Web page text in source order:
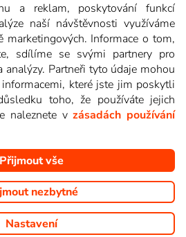
Na tomto webu jsou zobrazovány
které můžete sledovat v Lepší.TV.
a reklam, poskytování funkcí
naší návštěvnosti využíváme
marketingových. Informace o tom,
sdílíme se svými partnery pro
analýzy. Partneři tyto údaje mohou
které jste jim poskytli
toho, že používáte jejich
naleznete vzásadách používání
Přijmout vše
nezbytné
Nastavení